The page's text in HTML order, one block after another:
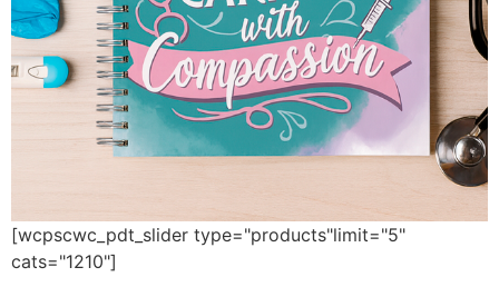
[wcpscwc_pdt_slider type="products"limit="5"
cats="1210"]